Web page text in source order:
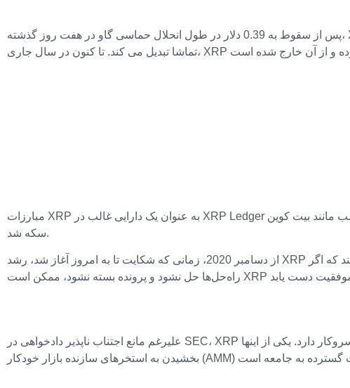
پس از سقوط به 0.39 دلار در طول انحلال حماسی گاو در هفت روز گذشته، XRP این نقطه قیمت را به عنوان سطح حمایت بحرانی جایگزین کرده است. عملکرد تاریخی XRP آن را به یک دارایی جالب برای
مبارزات XRP به عنوان یک دارایی غالب در XRP Ledger چند وجهی است. علاوه بر مبارزه با رقابت سخت با جایگزین های غالب مانند بیت کوین (BTC) و اتریوم، Ripple v. پرونده SEC نیز نقطه عطفی برای
سکه شد.
از دسامبر 2020، زمانی که شکایت تا به امروز آغاز شد، رشد XRP در هاله ای از ابهام قرار داشت. اگرچه با کاهش فشار فروش فعلی وارد حالت ریکاوری شده است، کارشناسان پیش‌بینی می‌کنند که اگر
علیرغم مانع اجتناب ناپذیر دادخواهی در SEC، XRP در حال به دست آوردن پتانسیل جدیدی از سایر موارد استفاده است که مستقیماً با آنها سروکار دارد. یکی از اینها XRP Ledger است که هدف آن تنوع